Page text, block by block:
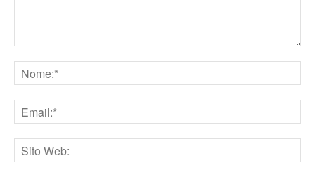
Nome
Email
Sito
web